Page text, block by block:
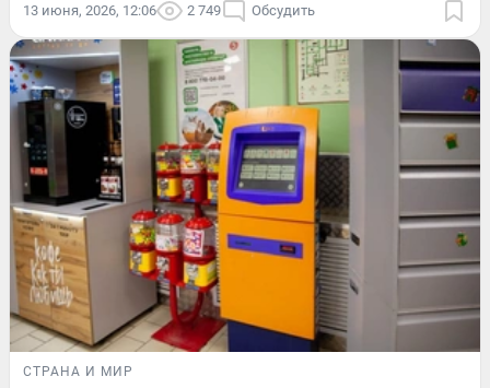
13 июня, 2026, 12:06 2 749 Обсудить
СТРАНА И МИР